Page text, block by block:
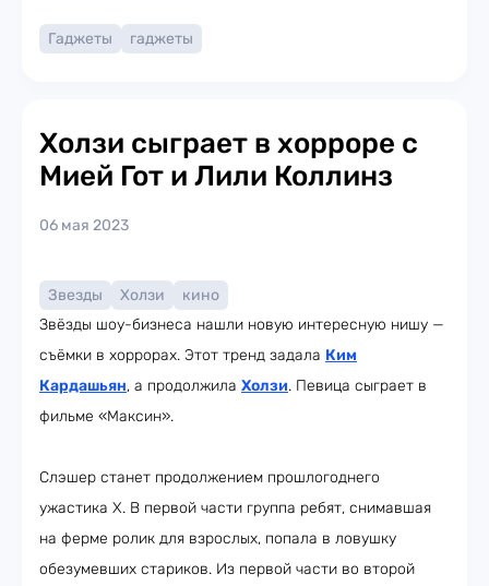
Гаджеты гаджеты
Холзи сыграет в хорроре с
Мией Гот и Лили Коллинз
06 мая 2023
Звезды Холзи
кино
Звёзды шоу-бизнеса нашли новую интересную нишу —
съёмки в хоррорах. Этот тренд задала Ким
Кардашьян, а продолжила Холзи. Певица сыграет в
фильме «Максин».
Слэшер станет продолжением прошлогоднего
ужастика X. В первой части группа ребят, снимавшая
на ферме ролик для взрослых, попала в ловушку
обезумевших стариков. Из первой части во второй